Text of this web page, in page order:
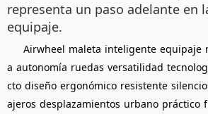
representa un paso adelante en
equipaje.
Airwheel maleta inteligente equipaje
a autonomía ruedas versatilidad
cto diseño ergonómico resistente
ajeros desplazamientos urbano práctico